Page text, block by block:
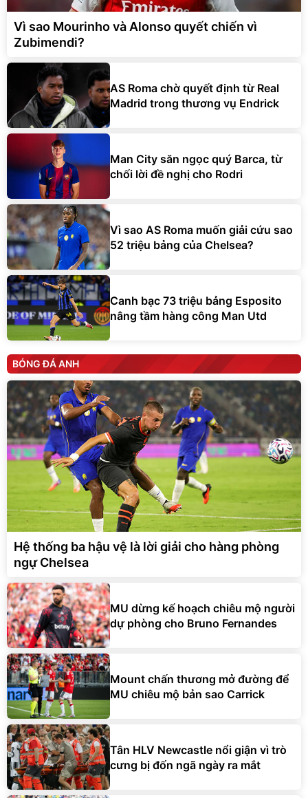
Vì sao Mourinho và Alonso quyết chiến vì
Zubimendi?
AS Roma chờ quyết định từ Real
Madrid trong thương vụ Endrick
Man City săn ngọc quý Barca, từ
chối lời đề nghị cho Rodri
Vì sao AS Roma muốn giải cứu sao
52 triệu bảng của Chelsea?
Canh bạc 73 triệu bảng Esposito
nâng tầm hàng công Man Utd
BÓNG ĐÁ ANH
Hệ thống ba hậu vệ là lời giải cho hàng phòng
ngự Chelsea
MU dừng kế hoạch chiêu mộ người
dự phòng cho Bruno Fernandes
Mount chấn thương mở đường để
MU chiêu mộ bản sao Carrick
Tân HLV Newcastle nổi giận vì trò
cưng bị đốn ngã ngày ra mắt